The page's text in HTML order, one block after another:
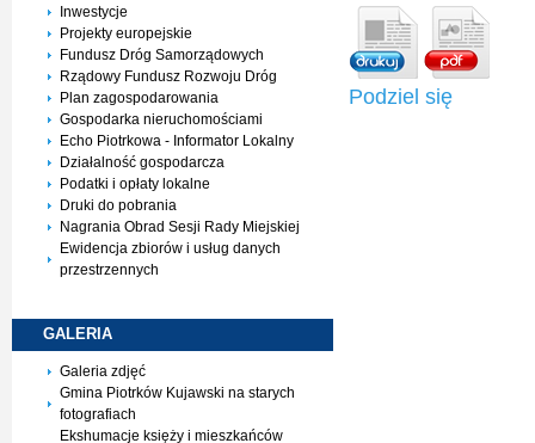
Inwestycje
Projekty europejskie
Fundusz Dróg Samorządowych
Rządowy Fundusz Rozwoju Dróg
Plan zagospodarowania
Gospodarka nieruchomościami
Echo Piotrkowa - Informator Lokalny
Działalność gospodarcza
Podatki i opłaty lokalne
Druki do pobrania
Nagrania Obrad Sesji Rady Miejskiej
Ewidencja zbiorów i usług danych
przestrzennych
GALERIA
Galeria zdjęć
Gmina Piotrków Kujawski na starych
fotografiach
Ekshumacje księży i mieszkańców
Podziel się